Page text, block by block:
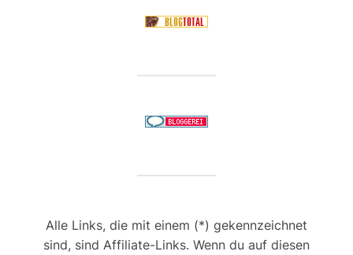
Alle Links, die mit einem (*) gekennzeichnet
sind, sind Affiliate-Links. Wenn du auf diesen